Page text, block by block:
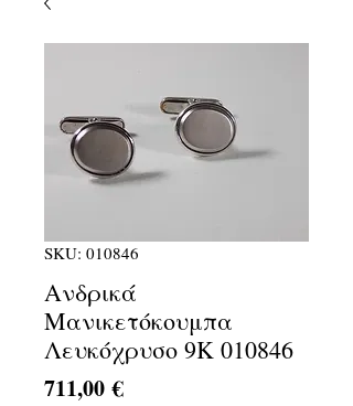
SKU: 010846
Ανδρικά
Μανικετόκουμπα
Λευκόχρυσο 9Κ 010846
711,00 €Τιμή